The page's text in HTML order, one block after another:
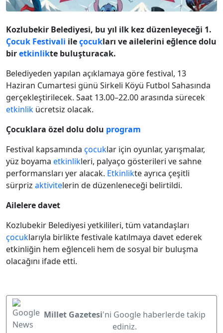
Kozlubekir Belediyesi, bu yıl ilk kez düzenleyeceği 1.
Çocuk Festivali ileçocukları ve ailelerini eğlence dolu
biretkinlikte buluşturacak.
Belediyeden yapılan açıklamaya göre festival, 13
Haziran Cumartesi günü Sirkeli Köyü Futbol Sahasında
gerçekleştirilecek. Saat 13.00–22.00 arasında sürecek
etkinlik ücretsiz olacak.
Çocuklara özel dolu dolu program
Festival kapsamında çocuklar için oyunlar, yarışmalar,
yüz boyama etkinlikleri, palyaço gösterileri ve sahne
performansları yer alacak. Etkinlikte ayrıca çeşitli
sürpriz aktivitelerin de düzenleneceği belirtildi.
Ailelere davet
Kozlubekir Belediyesi yetkilileri, tüm vatandaşları
çocuklarıyla birlikte festivale katılmaya davet ederek
etkinliğin hem eğlenceli hem de sosyal bir buluşma
olacağını ifade etti.
Millet Gazetesi'ni Google haberlerde takip
ediniz.